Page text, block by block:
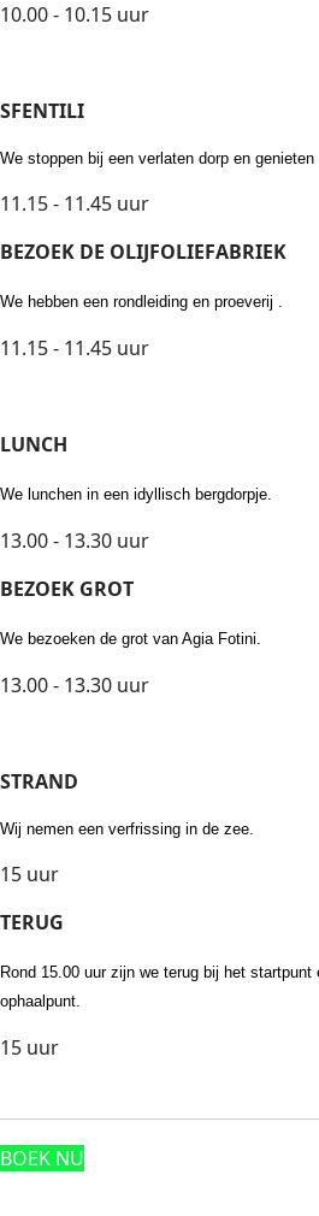
10.00 - 10.15 uur
SFENTILI
We stoppen bij een verlaten dorp en
11.15 - 11.45 uur
BEZOEK DE OLIJFOLIEFABRIEK
We hebben een rondleiding en proeverij .
11.15 - 11.45 uur
LUNCH
We lunchen in een idyllisch bergdorpje.
13.00 - 13.30 uur
BEZOEK GROT
We bezoeken de grot van Agia Fotini.
13.00 - 13.30 uur
STRAND
Wij nemen een verfrissing in de zee.
15 uur
TERUG
Rond 15.00 uur zijn we terug bij het startpunt
ophaalpunt.
15 uur
BOEK NU